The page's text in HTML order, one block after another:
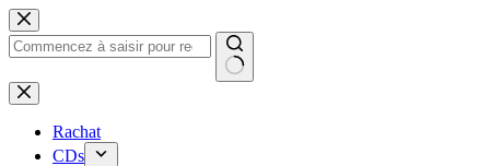
Passer
au
contenu
Rachat
CDs